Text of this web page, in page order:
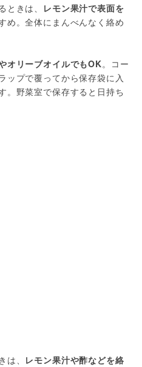
きは、 レモン果汁で表面を
め。全体にまんべんなく絡め
オリーブオイルでもOK。コー
ップで覆ってから保存袋に入
。野菜室で保存すると日持ち
、 レモン果汁や酢などを絡